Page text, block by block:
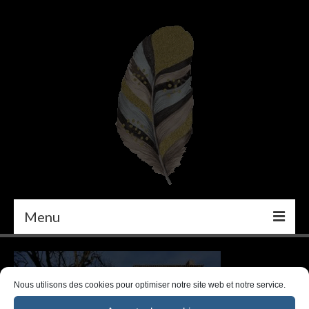
Nous utilisons des cookies pour optimiser notre site web et notre service.
Menu
PEINTURE
DÉCORATION INTÉRIEURE